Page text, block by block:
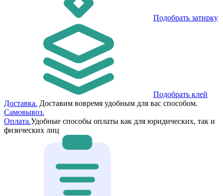
Подобрать затирку
Подобрать клей
Доставка. Доставим вовремя удобным для вас способом.
Самовывоз.
Оплата.Удобные способы оплаты как для юридических, так и
физических лиц